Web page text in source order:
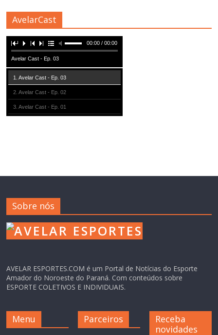
AvelarCast
00:00 / 00:00
Avelar Cast - Ep. 03
1. Avelar Cast - Ep. 03
2. Avelar Cast - Ep. 02
3. Avelar Cast - Ep. 01
Sobre nós
AVELAR ESPORTES.COM é um Portal de Notícias do Esporte
Amador do Noroeste do Paraná. Com conteúdos sobre
ESPORTE COLETIVOS E INDIVIDUAIS.
Menu Parceiros
Receba
novidades